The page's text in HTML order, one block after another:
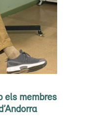
els membres